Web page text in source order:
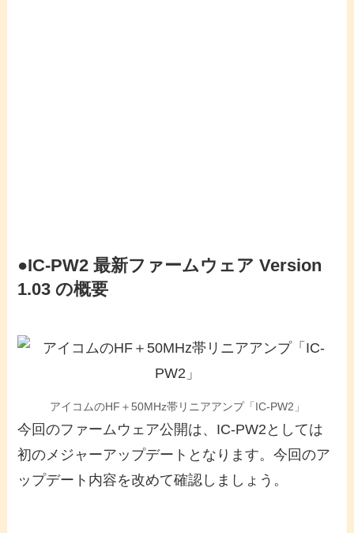
●IC-PW2 最新ファームウェア Version
1.03 の概要
アイコムのHF＋50MHz帯リニアアンプ「IC-PW2」
今回のファームウェア公開は、IC-PW2としては
初のメジャーアップデートとなります。今回のア
ップデート内容を改めて確認しましょう。